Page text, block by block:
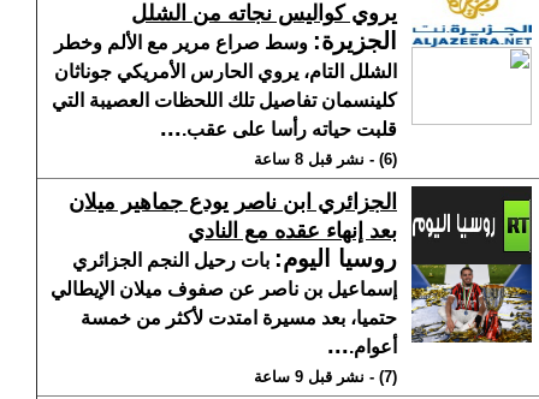
يروي كواليس نجاته من الشلل
الجزيرة: وسط صراع مرير مع الألم وخطر
الشلل التام، يروي الحارس الأمريكي جوناثان
كلينسمان تفاصيل تلك اللحظات العصيبة التي
قلبت حياته رأسا على عقب....
(6) - نشر قبل 8 ساعة
الجزائري ابن ناصر يودع جماهير ميلان
بعد إنهاء عقده مع النادي
روسيا اليوم: بات رحيل النجم الجزائري
إسماعيل بن ناصر عن صفوف ميلان الإيطالي
حتميا، بعد مسيرة امتدت لأكثر من خمسة
أعوام....
(7) - نشر قبل 9 ساعة